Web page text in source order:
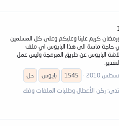
كريم علينا وعليكم وعلى كل المسلمين
ماسة الى هذا البايوس اي ملف
البايوس عن طريق المبرمجة وليس عمل
1545 بايوس
حل
ركن الأعطال وطلبات الملفات وفك